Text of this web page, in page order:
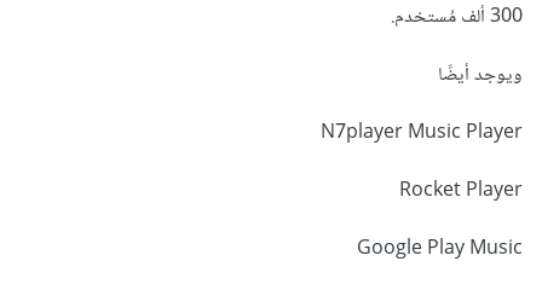
300 ألف مُستخدم.
ويوجد أيضًا
N7player Music Player
Rocket Player
Google Play Music